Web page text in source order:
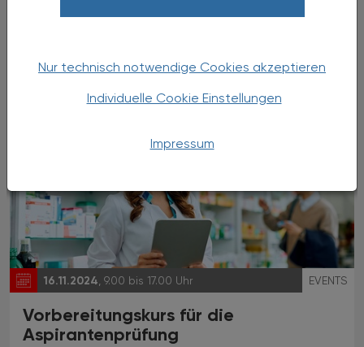
Nur technisch notwendige Cookies akzeptieren
Individuelle Cookie Einstellungen
Impressum
APOkongress Wien 2024
16.11.2024 , 9.00 bis 17.00 Uhr EVENTS
Vorbereitungskurs für die
Aspirantenprüfung